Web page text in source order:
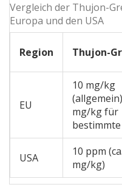
Vergleich der Thujon-
Europa und den USA
Region Thujon-
EU
10 mg/kg
mg/kg für
USA
10 ppm
mg/kg)